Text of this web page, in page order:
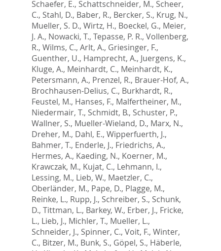
Schaefer, E., Schattschneider, M., Scheer,
C., Stahl, D., Baber, R., Bercker, S., Krug, N.,
Mueller, S. D., Wirtz, H., Boeckel, G., Meier,
J. A., Nowacki, T., Tepasse, P. R., Vollenberg,
R., Wilms, C., Arlt, A., Griesinger, F.,
Guenther, U., Hamprecht, A., Juergens, K.,
Kluge, A., Meinhardt, C., Meinhardt, K.,
Petersmann, A., Prenzel, R., Brauer-Hof, A.,
Brochhausen-Delius, C., Burkhardt, R.,
Feustel, M., Hanses, F., Malfertheiner, M.,
Niedermair, T., Schmidt, B., Schuster, P.,
Wallner, S., Mueller-Wieland, D., Marx, N.,
Dreher, M., Dahl, E., Wipperfuerth, J.,
Bahmer, T., Enderle, J., Friedrichs, A.,
Hermes, A., Kaeding, N., Koerner, M.,
Krawczak, M., Kujat, C., Lehmann, I.,
Lessing, M., Lieb, W., Maetzler, C.,
Oberländer, M., Pape, D., Plagge, M.,
Reinke, L., Rupp, J., Schreiber, S., Schunk,
D., Tittman, L., Barkey, W., Erber, J., Fricke,
L., Lieb, J., Michler, T., Mueller, L.,
Schneider, J., Spinner, C., Voit, F., Winter,
C., Bitzer, M., Bunk, S., Göpel, S., Häberle,